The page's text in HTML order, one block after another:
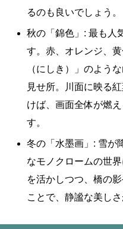
るのも良いでしょう。
秋の「錦色」: 最も人
す。赤、オレンジ、
（にしき）」のよう
見せ所。川面に映る
けば、画面全体が燃
す。
冬の「水墨画」: 雪が
なモノクロームの世
を活かしつつ、橋の
ことで、静謐な美しさ